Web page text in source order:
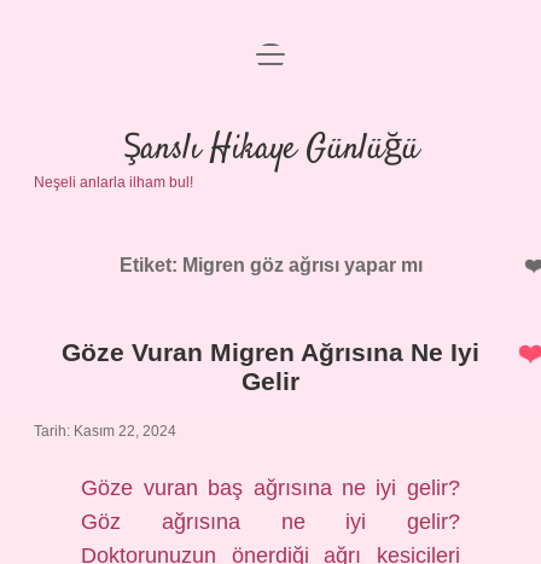
Anasayfa
Gizlilik Politikası
menüyü
Şanslı Hikaye Günlüğü
Neşeli anlarla ilham bul!
Etiket: Migren göz ağrısı yapar mı
Göze Vuran Migren Ağrısına Ne Iyi
Gelir
Tarih: Kasım 22, 2024
Göze vuran baş ağrısına ne iyi gelir?
Göz ağrısına ne iyi gelir?
Doktorunuzun önerdiği ağrı kesicileri